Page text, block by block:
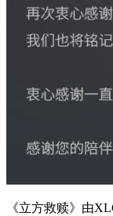
《立方救赎》由